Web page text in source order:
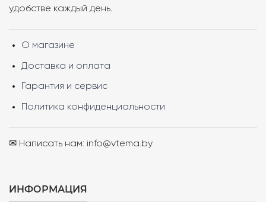
удобстве каждый день.
О магазине
Доставка и оплата
Гарантия и сервис
Политика конфиденциальности
✉ Написать нам: info@vtema.by
ИНФОРМАЦИЯ